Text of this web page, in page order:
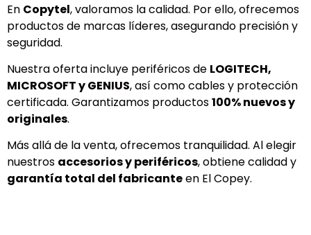
En Copytel, valoramos la calidad. Por ello, ofrecemos
productos de marcas líderes, asegurando precisión y
seguridad.
Nuestra oferta incluye periféricos de LOGITECH,
MICROSOFT y GENIUS, así como cables y protección
certificada. Garantizamos productos100% nuevos y
originales.
Más allá de la venta, ofrecemos tranquilidad. Al elegir
nuestros accesorios y periféricos, obtiene calidad y
garantía total del fabricanteen El Copey.